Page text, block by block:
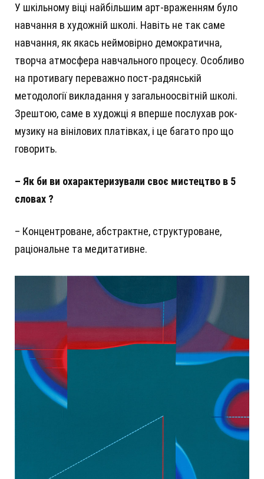
У шкільному віці найбільшим арт-враженням було
навчання в художній школі. Навіть не так саме
навчання, як якась неймовірно демократична,
творча атмосфера навчального процесу. Особливо
на противагу переважно пост-радянській
методології викладання у загальноосвітній школі.
Зрештою, саме в художці я вперше послухав рок-
музику на вінілових платівках, і це багато про що
говорить.
– Як би ви охарактеризували своє мистецтво в 5
словах ?
– Концентроване, абстрактне, структуроване,
раціональне та медитативне.